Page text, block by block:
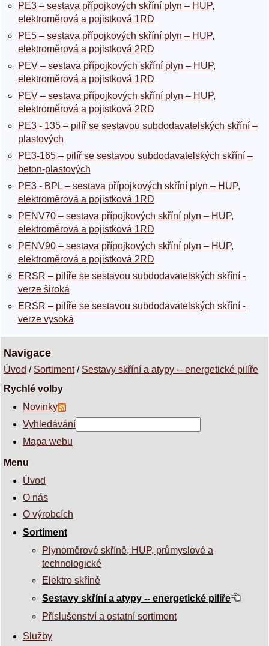
PE3 – sestava přípojkových skříní plyn – HUP,
elektroměrová a pojistková 1RD
PE5 – sestava přípojkových skříní plyn – HUP,
elektroměrová a pojistková 2RD
PEV – sestava přípojkových skříní plyn – HUP,
elektroměrová a pojistková 1RD
PEV – sestava přípojkových skříní plyn – HUP,
elektroměrová a pojistková 2RD
PE3 - 135 – pilíř se sestavou subdodavatelských skříní –
plastových
PE3-165 – pilíř se sestavou subdodavatelských skříní –
beton-plastových
PE3 - BPL – sestava přípojkových skříní plyn – HUP,
elektroměrová a pojistková 1RD
PENV70 – sestava přípojkových skříní plyn – HUP,
elektroměrová a pojistková 1RD
PENV90 – sestava přípojkových skříní plyn – HUP,
elektroměrová a pojistková 2RD
ERSR – pilíře se sestavou subdodavatelských skříní -
verze široká
ERSR – pilíře se sestavou subdodavatelských skříní -
verze vysoká
Navigace
Úvod / Sortiment/ Sestavy skříní a atypy -- energetické pilíře
Rychlé volby
Novinky
Vyhledávání
Mapa webu
Menu
Úvod
O nás
O výrobcích
Sortiment
Plynoměrové skříně, HUP, průmyslové a
technologické
Elektro skříně
Sestavy skříní a atypy -- energetické pilíře
Příslušenství a ostatní sortiment
Služby